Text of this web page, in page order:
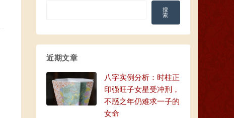
搜
索
近期文章
八字实例分析：时柱正
印强旺子女星受冲刑，
不惑之年仍难求一子的
女命